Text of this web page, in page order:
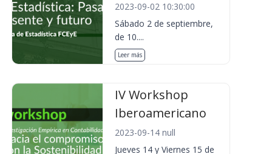
2023-09-02 10:30:00
Sábado 2 de septiembre,
de 10....
Leer más
IV Workshop
Iberoamericano
2023-09-14 null
Jueves 14 y Viernes 15 de